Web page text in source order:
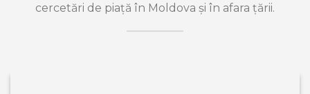
cercetări de piață în Moldova și în afara țării.